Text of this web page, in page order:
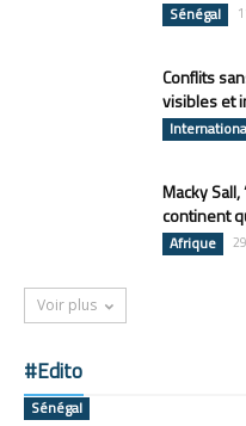
Sénégal
Conflits
visibles et
Macky Sall,
continent
Afrique
Voir plus
#Edito
Sénégal